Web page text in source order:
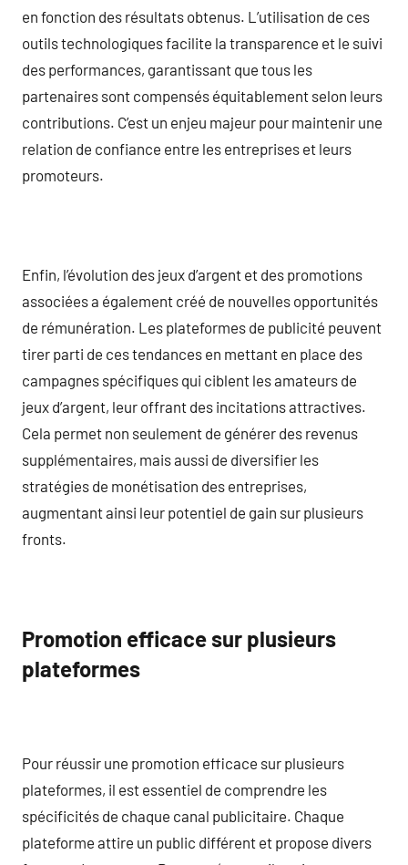
en fonction des résultats obtenus. L’utilisation de ces
outils technologiques facilite la transparence et le suivi
des performances, garantissant que tous les
partenaires sont compensés équitablement selon leurs
contributions. C’est un enjeu majeur pour maintenir une
relation de confiance entre les entreprises et leurs
promoteurs.
Enfin, l’évolution des jeux d’argent et des promotions
associées a également créé de nouvelles opportunités
de rémunération. Les plateformes de publicité peuvent
tirer parti de ces tendances en mettant en place des
campagnes spécifiques qui ciblent les amateurs de
jeux d’argent, leur offrant des incitations attractives.
Cela permet non seulement de générer des revenus
supplémentaires, mais aussi de diversifier les
stratégies de monétisation des entreprises,
augmentant ainsi leur potentiel de gain sur plusieurs
fronts.
Promotion efficace sur plusieurs
plateformes
Pour réussir une promotion efficace sur plusieurs
plateformes, il est essentiel de comprendre les
spécificités de chaque canal publicitaire. Chaque
plateforme attire un public différent et propose divers